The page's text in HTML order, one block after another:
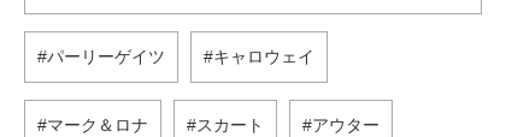
パーリーゲイツ キャロウェイ
マーク＆ロナ スカート アウター